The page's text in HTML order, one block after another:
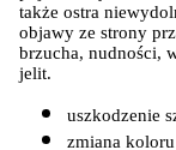
także ostra
objawy ze strony
brzucha, nudności,
jelit.
uszkodzenie
zmiana